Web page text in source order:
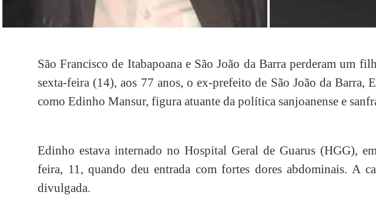
São Francisco de Itabapoana e São João da Barra perderam um
sexta-feira (14), aos 77 anos, o ex-prefeito de São João da Barra,
como Edinho Mansur, figura atuante da política sanjoanense e
Edinho estava internado no Hospital Geral de Guarus (HGG),
feira, 11, quando deu entrada com fortes dores abdominais. A
divulgada.